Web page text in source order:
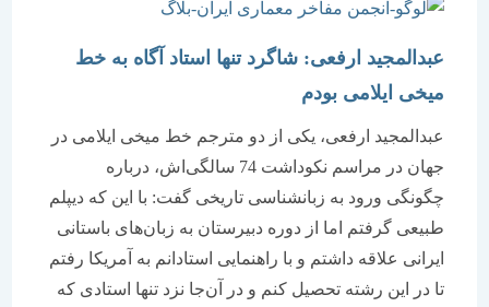
عبدالمجید ارفعی: شاگرد تنها استاد آگاه به خط
میخی ایلامی بودم
عبدالمجید ارفعی، یکی از دو مترجم خط میخی ایلامی در
جهان در مراسم نکوداشت 74 سالگی‌اش، درباره
چگونگی ورود به زبانشناسی تاریخی گفت: با این که دیپلم
طبیعی گرفتم اما از دوره دبیرستان به زبان‌های باستانی
ایرانی علاقه‌ داشتم و با راهنمایی استادانم به آمریکا رفتم
تا در این رشته تحصیل کنم و در آن‌جا نزد تنها استادی که